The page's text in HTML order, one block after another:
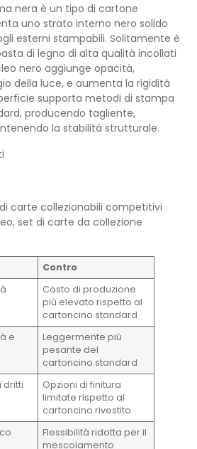
nera è un tipo di cartone
uno strato interno nero solido
esterni stampabili. Solitamente è
di legno di alta qualità incollati
nero aggiunge opacità,
della luce, e aumenta la rigidità
supporta metodi di stampa
producendo tagliente,
la stabilità strutturale.
carte collezionabili competitivi
set di carte da collezione
Contro
Costo di produzione
più elevato rispetto al
cartoncino standard
e
Leggermente più
pesante del
cartoncino standard
dritti
Opzioni di finitura
limitate rispetto al
cartoncino rivestito
Flessibilità ridotta per il
mescolamento